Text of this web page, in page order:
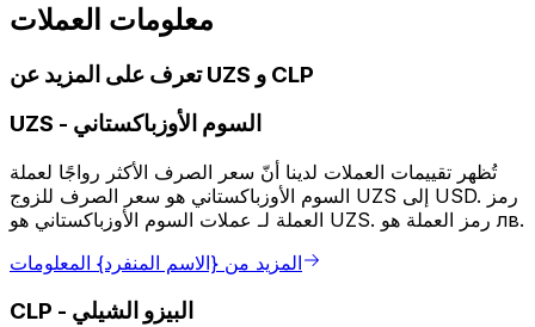
معلومات العملات
تعرف على المزيد عن UZS و CLP
UZS - السوم الأوزباكستاني
تُظهر تقييمات العملات لدينا أنّ سعر الصرف الأكثر رواجًا لعملة
السوم الأوزباكستاني هو سعر الصرف للزوج UZS إلى USD. رمز
العملة لـ عملات السوم الأوزباكستاني هو UZS. رمز العملة هو лв.
المزيد من {الاسم المنفرد} المعلومات
CLP - البيزو الشيلي